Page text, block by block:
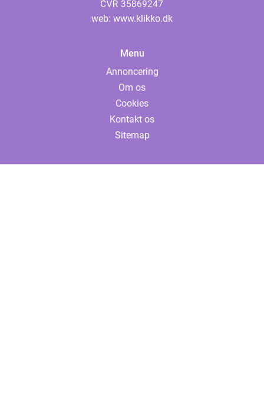
web: www.klikko.dk
Menu
Annoncering
Om os
Cookies
Kontakt os
Sitemap